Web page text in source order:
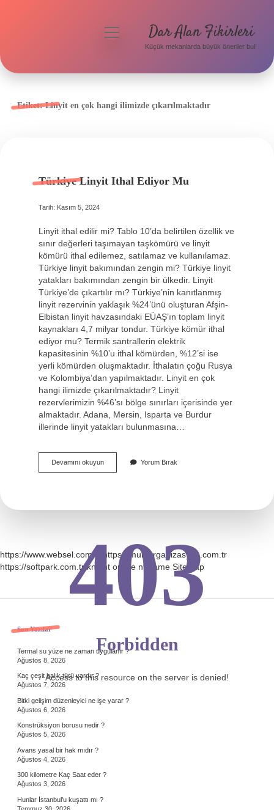
Yasal Uyarı
menüyü
aç
Dar Alan Fikirleri
Küçük mekanlarda büyük öneriler bul!
Etiket:Linyit en çok hangi ilimizde çıkarılmaktadır
Türkiye Linyit Ithal Ediyor Mu
Tarih: Kasım 5, 2024
Linyit ithal edilir mi? Tablo 10’da belirtilen özellik ve
sınır değerleri taşımayan taşkömürü ve linyit
kömürü ithal edilemez, satılamaz ve kullanılamaz.
Türkiye linyit bakımından zengin mi? Türkiye linyit
yatakları bakımından zengin bir ülkedir. Linyit
Türkiye’de çıkartılır mı? Türkiye’nin kanıtlanmış
linyit rezervinin yaklaşık %24’ünü oluşturan Afşin-
Elbistan linyit havzasındaki EÜAŞ’ın toplam linyit
kaynakları 4,7 milyar tondur. Türkiye kömür ithal
ediyor mu? Termik santrallerin elektrik
kapasitesinin %10’u ithal kömürden, %12’si ise
yerli kömürden oluşmaktadır. İthalatın çoğu Rusya
ve Kolombiya’dan yapılmaktadır. Linyit en çok
hangi ilimizde çıkarılmaktadır? Linyit
rezervlerimizin %46’sı bölge sınırları içerisinde yer
almaktadır. Adana, Mersin, Isparta ve Burdur
illerinde linyit yatakları bulunmasına…
Devamını okuyunTürkiye
Linyit
Yorum Bırak
https://www.websel.com.tr
https://muniorganizasyon.com.tr
https://softpark.com.tr knight online nttgame Sitemap
Sidebar
Son Yazılar
Termal su yüze ne zaman uygulanır ?
Ağustos 8, 2026
Kaç çeşit balık türü vardır ?
Ağustos 7, 2026
Bitki gelişim düzenleyici ne işe yarar ?
Ağustos 6, 2026
Konstrüksiyon borusu nedir ?
Ağustos 5, 2026
Avans yasal bir hak mıdır ?
Ağustos 4, 2026
300 kilometre Kaç Saat eder ?
Ağustos 3, 2026
Hunlar İstanbul’u kuşattı mı ?
Temmuz 30, 2026
403
Forbidden
Access to this resource on the server is denied!